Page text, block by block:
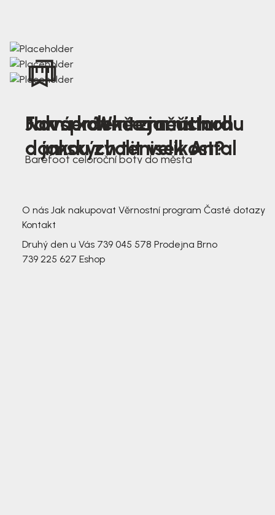
Nová kolekce jarních
dámských tenisek Antal
Jak správně změřit nohu
a jakou zvolit velikost?
Farmer Winter mustard
Barefoot celoroční boty do města
O nás Jak nakupovat Věrnostní program Časté dotazy
Kontakt
Druhý den u Vás 739 045 578 Prodejna Brno
739 225 627 Eshop